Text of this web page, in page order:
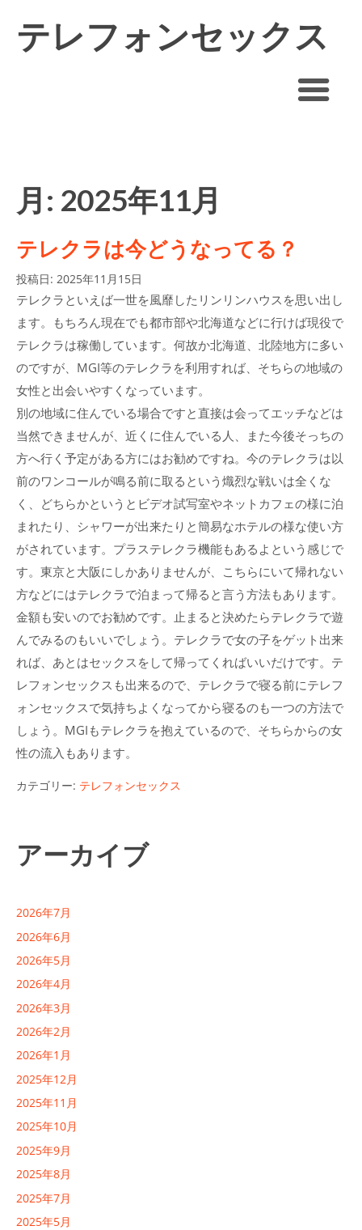
テレフォンセックス
できるオナ電アプリ
月: 2025年11月
テレクラは今どうなってる？
投稿日: 2025年11月15日
テレクラといえば一世を風靡したリンリンハウスを思い出し
ます。もちろん現在でも都市部や北海道などに行けば現役で
テレクラは稼働しています。何故か北海道、北陸地方に多い
のですが、MGI等のテレクラを利用すれば、そちらの地域の
女性と出会いやすくなっています。
別の地域に住んでいる場合ですと直接は会ってエッチなどは
当然できませんが、近くに住んでいる人、また今後そっちの
方へ行く予定がある方にはお勧めですね。今のテレクラは以
前のワンコールが鳴る前に取るという熾烈な戦いは全くな
く、どちらかというとビデオ試写室やネットカフェの様に泊
まれたり、シャワーが出来たりと簡易なホテルの様な使い方
がされています。プラステレクラ機能もあるよという感じで
す。東京と大阪にしかありませんが、こちらにいて帰れない
方などにはテレクラで泊まって帰ると言う方法もあります。
金額も安いのでお勧めです。止まると決めたらテレクラで遊
んでみるのもいいでしょう。テレクラで女の子をゲット出来
れば、あとはセックスをして帰ってくればいいだけです。テ
レフォンセックスも出来るので、テレクラで寝る前にテレフ
ォンセックスで気持ちよくなってから寝るのも一つの方法で
しょう。MGIもテレクラを抱えているので、そちらからの女
性の流入もあります。
カテゴリー: テレフォンセックス
アーカイブ
2026年7月
2026年6月
2026年5月
2026年4月
2026年3月
2026年2月
2026年1月
2025年12月
2025年11月
2025年10月
2025年9月
2025年8月
2025年7月
2025年5月